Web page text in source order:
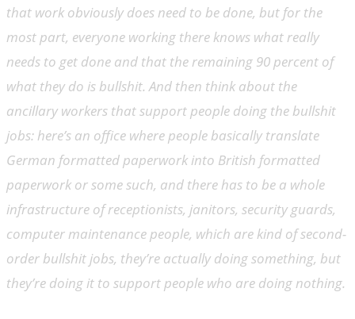
that work obviously does need to be done, but for the
most part, everyone working there knows what really
needs to get done and that the remaining 90 percent of
what they do is bullshit. And then think about the
ancillary workers that support people doing the bullshit
jobs: here’s an office where people basically translate
German formatted paperwork into British formatted
paperwork or some such, and there has to be a whole
infrastructure of receptionists, janitors, security guards,
computer maintenance people, which are kind of second-
order bullshit jobs, they’re actually doing something, but
they’re doing it to support people who are doing nothing.